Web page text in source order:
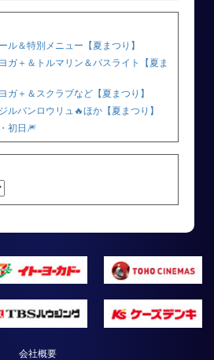
ル＆特別メニュー【夏まつり】
ガ＋＆トルマリン＆バスライト【夏ま
ガ＋＆スクラブなど【夏まつり】
ルバンロウリュ🔥ほか【夏まつり】
初日🎆
会社概要